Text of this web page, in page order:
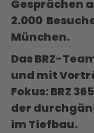
Gesprächen
2.000
München.
Das BRZ-
und mit
Fokus: BRZ
der
im Tiefbau.